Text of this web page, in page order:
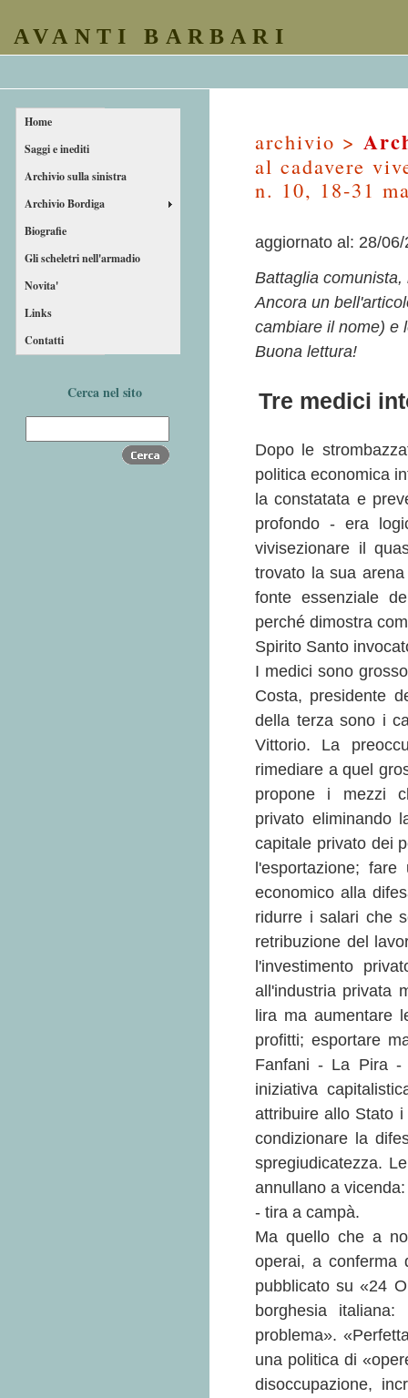
AVANTI BARBARI
Home
Saggi e inediti
Archivio sulla sinistra
Archivio Bordiga
Biografie
Gli scheletri nell'armadio
Novita'
Links
Contatti
Cerca nel sito
archivio >
al cadavere
n. 10, 18-31
aggiornato al: 28/06/
Battaglia
Ancora un
cambiare il nome) e
Buona lettura!
Tre medici
Dopo le
politica economica
la constatata e
profondo - era
vivisezionare il
trovato la sua
fonte essenziale
perché dimostra
Spirito Santo
I medici sono
Costa, presidente
della terza sono i
Vittorio. La
rimediare a quel
propone i mezzi
privato eliminando
capitale privato dei
l'esportazione;
economico alla
ridurre i salari che
retribuzione del
l'investimento
all'industria privata
lira ma aumentare
profitti; esportare
Fanfani - La Pira -
iniziativa
attribuire allo Stato
condizionare la
spregiudicatezza.
annullano a
- tira a campà.
Ma quello che a
operai, a conferma
pubblicato su «24
borghesia
problema».
una politica di
disoccupazione,